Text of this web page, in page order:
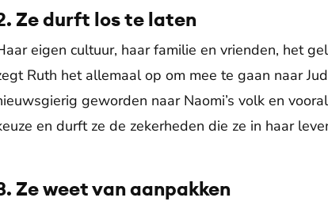
Ze durft los te laten
eigen cultuur, haar familie en vrienden, het
Ruth het allemaal op om mee te gaan naar
geworden naar Naomi’s volk en
en durft ze de zekerheden die ze in haar
Ze weet van aanpakken